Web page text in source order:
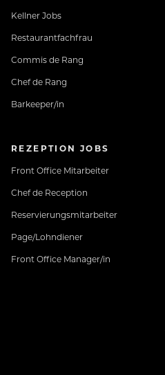
Kellner Jobs
Restaurantfachfrau
Commis de Rang
Chef de Rang
Barkeeper/in
REZEPTION JOBS
Front Office Mitarbeiter
Chef de Reception
Reservierungsmitarbeiter
Page/Lohndiener
Front Office Manager/in